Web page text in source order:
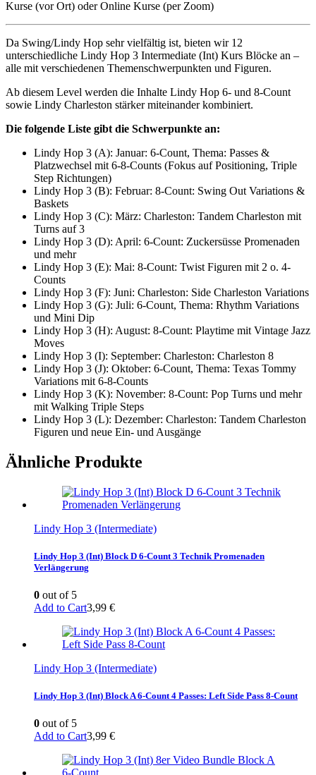
Kurse (vor Ort) oder Online Kurse (per Zoom)
Da Swing/Lindy Hop sehr vielfältig ist, bieten wir 12
unterschiedliche Lindy Hop 3 Intermediate (Int) Kurs Blöcke an –
alle mit verschiedenen Themenschwerpunkten und Figuren.
Ab diesem Level werden die Inhalte Lindy Hop 6- und 8-Count
sowie Lindy Charleston stärker miteinander kombiniert.
Die folgende Liste gibt die Schwerpunkte an:
Lindy Hop 3 (A): Januar: 6-Count, Thema: Passes &
Platzwechsel mit 6-8-Counts (Fokus auf Positioning, Triple
Step Richtungen)
Lindy Hop 3 (B): Februar: 8-Count: Swing Out Variations &
Baskets
Lindy Hop 3 (C): März: Charleston: Tandem Charleston mit
Turns auf 3
Lindy Hop 3 (D): April: 6-Count: Zuckersüsse Promenaden
und mehr
Lindy Hop 3 (E): Mai: 8-Count: Twist Figuren mit 2 o. 4-
Counts
Lindy Hop 3 (F): Juni: Charleston: Side Charleston Variations
Lindy Hop 3 (G): Juli: 6-Count, Thema: Rhythm Variations
und Mini Dip
Lindy Hop 3 (H): August: 8-Count: Playtime mit Vintage Jazz
Moves
Lindy Hop 3 (I): September: Charleston: Charleston 8
Lindy Hop 3 (J): Oktober: 6-Count, Thema: Texas Tommy
Variations mit 6-8-Counts
Lindy Hop 3 (K): November: 8-Count: Pop Turns und mehr
mit Walking Triple Steps
Lindy Hop 3 (L): Dezember: Charleston: Tandem Charleston
Figuren und neue Ein- und Ausgänge
Ähnliche Produkte
Lindy Hop 3 (Intermediate)
Lindy Hop 3 (Int) Block D 6-Count 3 Technik Promenaden
Verlängerung
0 out of 5
Add to Cart3,99 €
Lindy Hop 3 (Intermediate)
Lindy Hop 3 (Int) Block A 6-Count 4 Passes: Left Side Pass 8-Count
0 out of 5
Add to Cart3,99 €